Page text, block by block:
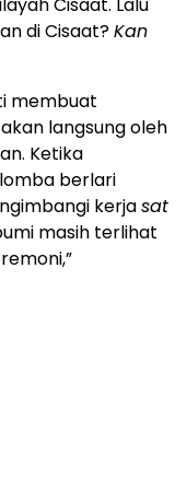
di Cisaat?Kan
membuat
langsung oleh
Ketika
berlari
kerjasat
masih terlihat